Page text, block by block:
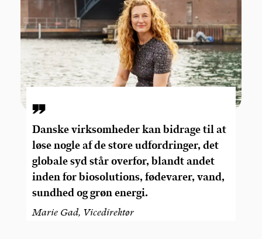
Danske virksomheder kan bidrage til at
løse nogle af de store udfordringer, det
globale syd står overfor, blandt andet
inden for biosolutions, fødevarer, vand,
sundhed og grøn energi.
Marie Gad, Vicedirektør